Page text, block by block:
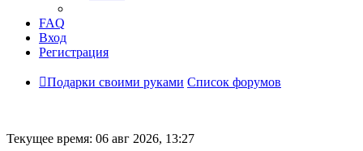
FAQ
Вход
Регистрация
Подарки своими руками Список форумов
Текущее время: 06 авг 2026, 13:27